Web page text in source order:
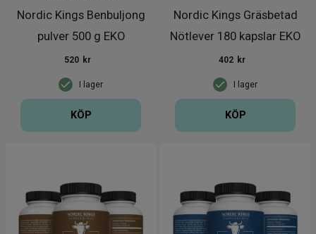
Nordic Kings Benbuljong
pulver 500 g EKO
I lager
520 kr
KÖP
Nordic Kings Gräsbetad
Nötlever 180 kapslar EKO
I lager
402 kr
KÖP